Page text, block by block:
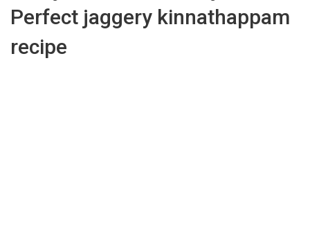
Perfect jaggery kinnathappam
recipe